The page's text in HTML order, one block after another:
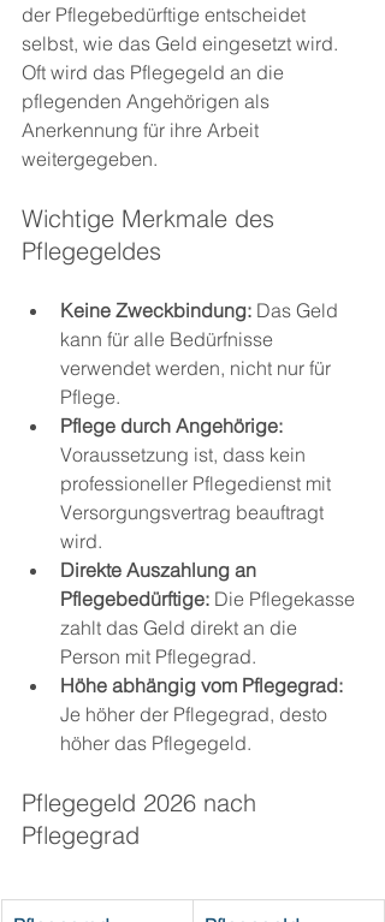
der Pflegebedürftige entscheidet
selbst, wie das Geld eingesetzt wird.
Oft wird das Pflegegeld an die
pflegenden Angehörigen als
Anerkennung für ihre Arbeit
weitergegeben.
Wichtige Merkmale des
Pflegegeldes
Keine Zweckbindung: Das Geld
kann für alle Bedürfnisse
verwendet werden, nicht nur für
Pflege.
Pflege durch Angehörige:
Voraussetzung ist, dass kein
professioneller Pflegedienst mit
Versorgungsvertrag beauftragt
wird.
Direkte Auszahlung an
Pflegebedürftige: Die Pflegekasse
zahlt das Geld direkt an die
Person mit Pflegegrad.
Höhe abhängig vom Pflegegrad:
Je höher der Pflegegrad, desto
höher das Pflegegeld.
Pflegegeld 2026 nach
Pflegegrad